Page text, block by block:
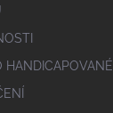
HANDICAPOVANÉ